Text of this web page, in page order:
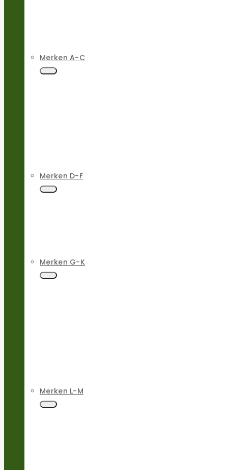
Merken A-C
Merken D-F
Merken G-K
Merken L-M